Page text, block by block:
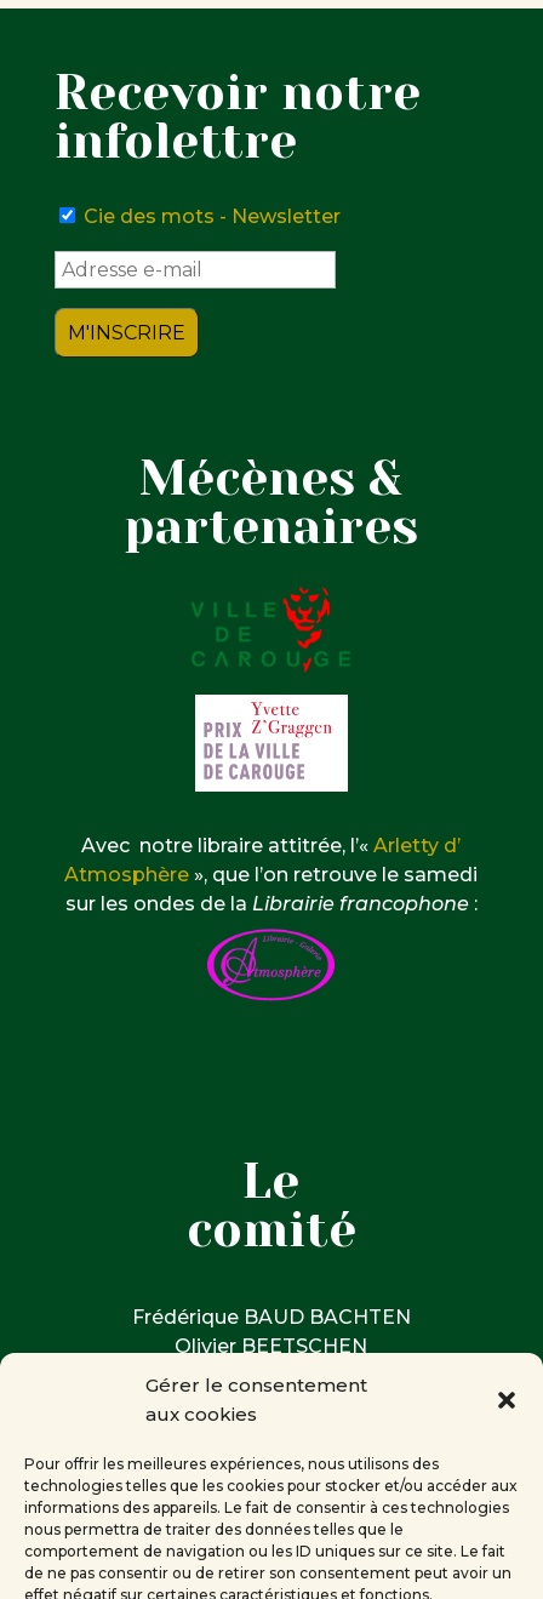
Gérer le consentement
aux cookies
Pour offrir les meilleures expériences, nous utilisons des
technologies telles que les cookies pour stocker et/ou accéder aux
informations des appareils. Le fait de consentir à ces technologies
nous permettra de traiter des données telles que le
comportement de navigation ou les ID uniques sur ce site. Le fait
de ne pas consentir ou de retirer son consentement peut avoir un
effet négatif sur certaines caractéristiques et fonctions.
Recevoir notre
infolettre
Cie des mots - Newsletter
Mécènes &
partenaires
Avec notre libraire attitrée, l’«Arletty d’
Atmosphère », que l’on retrouve le samedi
sur les ondes de la Librairie francophone:
Le
comité
Frédérique BAUD BACHTEN
Olivier BEETSCHEN
Pierre BÉGUIN
Doina BUNACIU
HAEMMERLÉ
Denise MARTIN
Jean-Michel OLIVIER
Corine RENEVEY